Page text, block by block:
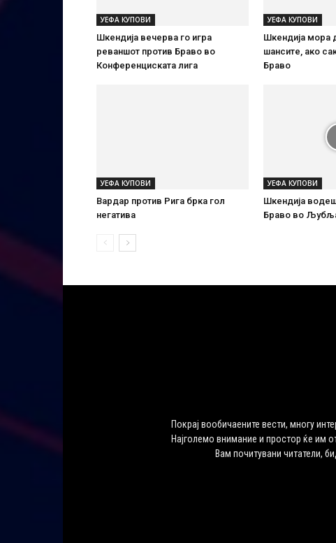
УЕФА КУПОВИ
Шкендија вечерва го игра
реваншот против Браво во
Конференциската лига
УЕФА КУПОВИ
Шкендија мора
шансите, ако
Браво
УЕФА КУПОВИ
Вардар против Рига брка гол
негатива
УЕФА КУПОВИ
Шкендија
Браво во
Покрај вообичаените вести, многу
Најголемо внимание и простор ќе им
Вам почитувани читатели,